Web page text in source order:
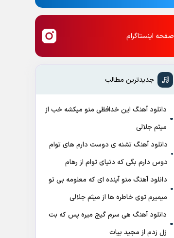
صفحه اینستاگرام
جدیدترین مطالب
دانلود آهنگ این خدافظی منو میکشه خب از
میثم جلالی
دانلود آهنگ تشنه ی دوست دارم های توام
دوس دارم بگی که دنیای توام از رهام
دانلود آهنگ منو آینده ای که معلومه بی تو
میمیرم توی خاطره ها از میثم جلالی
دانلود آهنگ هی سرم گیج میره‌ پس که بت
زل زدم از مجید بیات